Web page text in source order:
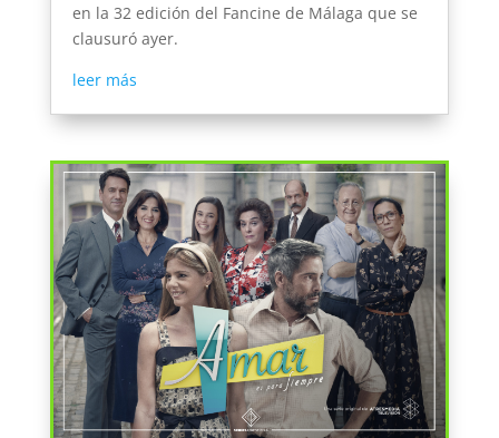
en la 32 edición del Fancine de Málaga que se
clausuró ayer.
leer más